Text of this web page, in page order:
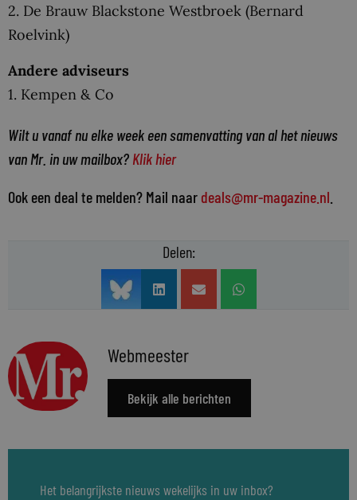
2. De Brauw Blackstone Westbroek (Bernard
Roelvink)
Andere adviseurs
1. Kempen & Co
Wilt u vanaf nu elke week een samenvatting van al het nieuws
van Mr. in uw mailbox? Klik hier
Ook een deal te melden? Mail naar deals@mr-magazine.nl
Delen:
Webmeester
Bekijk alle berichten
Het belangrijkste nieuws wekelijks in uw inbox?